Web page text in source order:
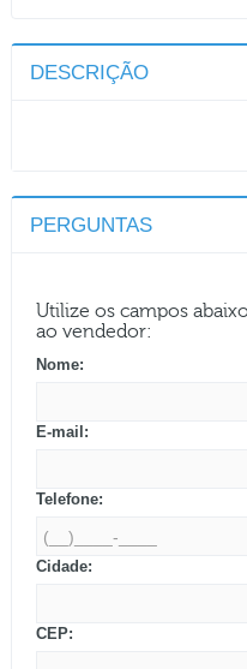
DESCRIÇÃO
PERGUNTAS
Utilize os campos
ao vendedor:
Nome:
E-mail:
Telefone:
Cidade:
CEP: